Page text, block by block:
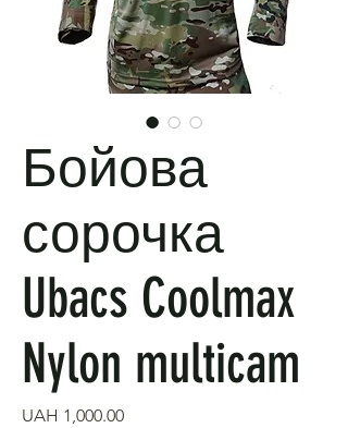
Бойова
сорочка
Ubacs Coolmax
Nylon multicam
UAH 1,000.00Price